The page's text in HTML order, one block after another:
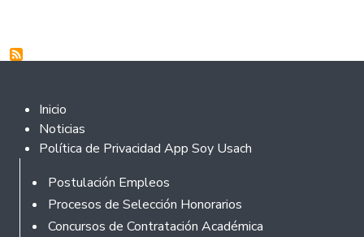
Footer 2
Inicio
Noticias
Política de Privacidad App Soy Usach
Rodapé
Postulación Empleos
Procesos de Selección Honorarios
Concursos de Contratación Académica